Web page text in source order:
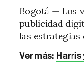
Bogotá — Los
publicidad
las estrategias
Ver más: Harris